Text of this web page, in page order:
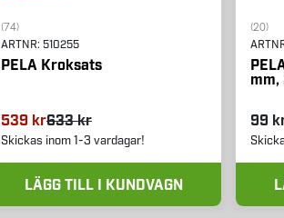
(74)
ARTNR: 510255
PELA Kroksats
539 kr633 kr
Skickas inom 1-3 vardagar!
LÄGG TILL I KUNDVAGN
(20)
mm,
99